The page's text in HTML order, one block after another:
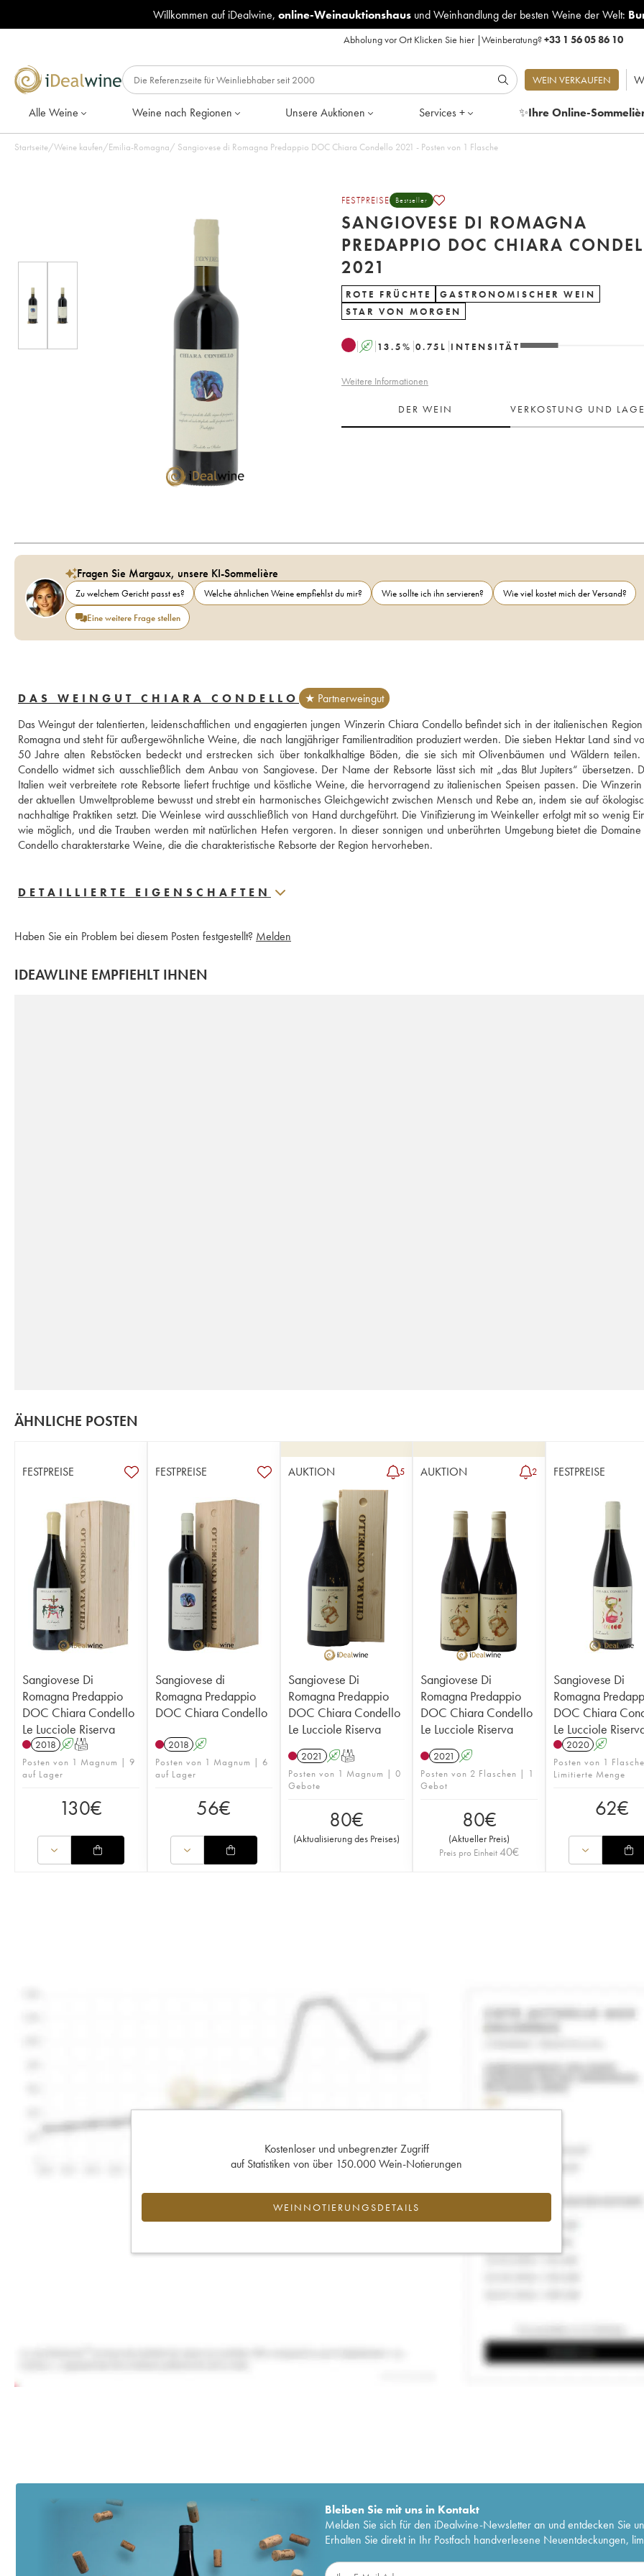
Willkommen auf iDealwine, online-Weinauktionshausund Weinhandlung der besten Weine der Welt:
Abholung vor Ort Klicken Sie hier|Weinberatung?+33 1 56 05 86 10
WEIN VERKAUFEN
Alle Weine Weine nach Regionen Unsere Auktionen Services + ✨Ihre Online-
Startseite/Weine kaufen/Emilia-Romagna/ Sangiovese di Romagna Predappio DOC Chiara Condello 2021 - Posten von 1 Flasche
FESTPREISE Bestseller
SANGIOVESE DI ROMAGNA
PREDAPPIO DOC CHIARA
2021
ROTE FRÜCHTE
GASTRONOMISCHER WEIN
STAR VON MORGEN
A 13.5% 0.75 L INTENSITÄT
Weitere Informationen
DER WEIN VERKOSTUNG UND
Fragen Sie Margaux, unsere KI-Sommelière
Zu welchem Gericht passt es? Welche ähnlichen Weine empfiehlst du mir? Wie sollte ich ihn servieren?
Wie viel kostet mich der Versand?
Eine weitere Frage stellen
DAS WEINGUT CHIARA CONDELLO
★ Partnerweingut
Das Weingut der talentierten, leidenschaftlichen und engagierten jungen Winzerin Chiara Condello befindet sich in der italienischen
Romagna und steht für außergewöhnliche Weine, die nach langjähriger Familientradition produziert werden. Die sieben Hektar Land sind
50 Jahre alten Rebstöcken bedeckt und erstrecken sich über tonkalkhaltige Böden, die sie sich mit Olivenbäumen und Wäldern
Condello widmet sich ausschließlich dem Anbau von Sangiovese. Der Name der Rebsorte lässt sich mit „das Blut Jupiters“ übersetzen.
Italien weit verbreitete rote Rebsorte liefert fruchtige und köstliche Weine, die hervorragend zu italienischen Speisen passen. Die Winzerin
der aktuellen Umweltprobleme bewusst und strebt ein harmonisches Gleichgewicht zwischen Mensch und Rebe an, indem sie auf
nachhaltige Praktiken setzt. Die Weinlese wird ausschließlich von Hand durchgeführt. Die Vinifizierung im Weinkeller erfolgt mit so wenig
wie möglich, und die Trauben werden mit natürlichen Hefen vergoren. In dieser sonnigen und unberührten Umgebung bietet die
Condello charakterstarke Weine, die die charakteristische Rebsorte der Region hervorheben.
DETAILLIERTE EIGENSCHAFTEN
Haben Sie ein Problem bei diesem Posten festgestellt? Melden
IDEAWLINE EMPFIEHLT IHNEN
ÄHNLICHE POSTEN
FESTPREISE
Sangiovese Di
Romagna Predappio
DOC Chiara Condello
Le Lucciole Riserva
2018 AT
Posten von 1 Magnum | 9
auf Lager
130€
FESTPREISE
Sangiovese di
Romagna Predappio
DOC Chiara Condello
2018 A
Posten von 1 Magnum | 6
auf Lager
56€
AUKTION 5
Sangiovese Di
Romagna Predappio
DOC Chiara Condello
Le Lucciole Riserva
2021 AT
Posten von 1 Magnum | 0
Gebote
80€
(Aktualisierung des Preises)
AUKTION 2
Sangiovese Di
Romagna Predappio
DOC Chiara Condello
Le Lucciole Riserva
2021 A
Posten von 2 Flaschen | 1
Gebot
80€
(Aktueller Preis)
Preis pro Einheit40€
FESTPREISE
Sangiovese Di
Romagna
DOC Chiara
Le Lucciole
2020 A
Posten von 1
Limitierte Menge
62€
Kostenloser und unbegrenzter Zugriff
auf Statistiken von über 150.000 Wein-Notierungen
WEINNOTIERUNGSDETAILS
Bleiben Sie mit uns in Kontakt
Melden Sie sich für den iDealwine-Newsletter an und entdecken Sie
Erhalten Sie direkt in Ihr Postfach handverlesene Neuentdeckungen,